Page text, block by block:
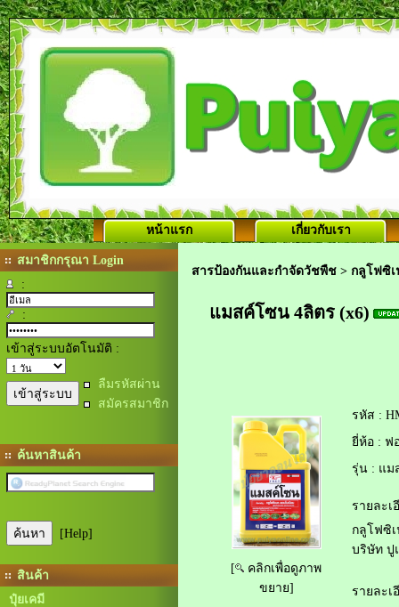
หน้าแรก เกี่ยวกับเรา
สมาชิกกรุณา Login
:
:
เข้าสู่ระบบอัตโนมัติ :
ลืมรหัสผ่าน
สมัครสมาชิก
ค้นหาสินค้า
[Help]
สินค้า
ปุ๋ยเคมี
สารป้องกันและกำจัดวัชพืช > กลูโฟซิ
แมสค์โซน 4ลิตร (x6)
[
คลิกเพื่อดูภาพ
ขยาย]
รหัส :
ยี่ห้อ : ฟ
รุ่น : แม
รายละเ
กลูโฟซิ
บริษัท ปู
รายละเ